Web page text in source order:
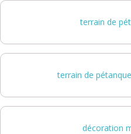
terrain de
terrain de
décoration